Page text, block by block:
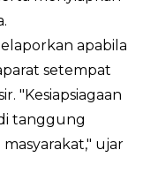
apabila
setempat
"Kesiapsiagaan
tanggung
ujar